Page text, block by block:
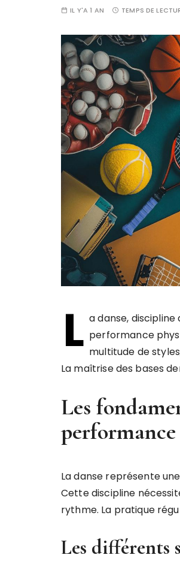
IL Y'A 1 AN TEMPS DE
L a danse,
performance
multitude de
La maîtrise des bases
Les
performance
La danse représente
Cette discipline
rythme. La pratique
Les différents